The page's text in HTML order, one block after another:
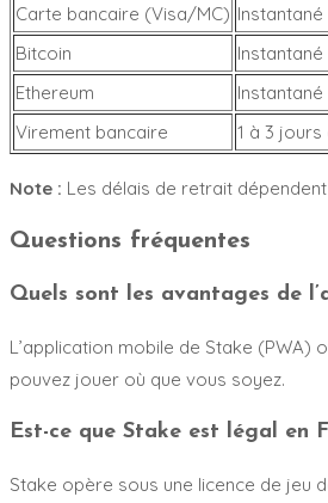
Carte bancaire (Visa/MC) Instantané
Bitcoin
Instantané
Ethereum
Instantané
Virement bancaire
1 à 3
Note : Les délais de retrait
Questions fréquentes
Quels sont les avantages de
L’application mobile de Stake
pouvez jouer où que vous soyez.
Est-ce que Stake est légal en
Stake opère sous une licence de jeu